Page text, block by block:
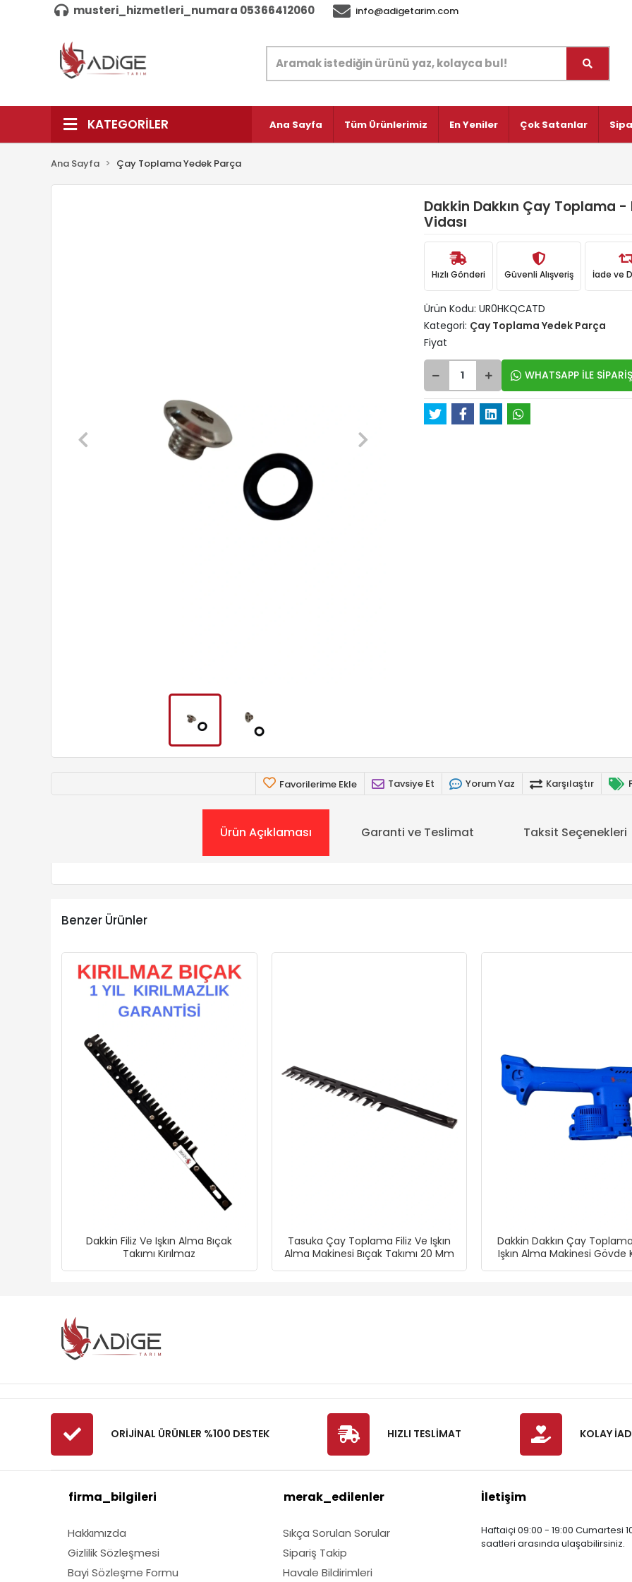
musteri_hizmetleri_numara 05366412060 info@adigetarim.com
KATEGORİLER Ana Sayfa Tüm Ürünlerimiz En Yeniler Çok Satanlar
Ana Sayfa Çay Toplama Yedek Parça
Dakkin Dakkın Çay Toplama -
Vidası
Hızlı Gönderi Güvenli Alışveriş İade ve
Ürün Kodu: UR0HKQCATD
Kategori: Çay Toplama Yedek Parça
Fiyat
WHATSAPP İLE
Favorilerime Ekle Tavsiye Et Yorum Yaz Karşılaştır
Ürün Açıklaması Garanti ve Teslimat Taksit Seçenekleri
Benzer Ürünler
Dakkin Filiz Ve Işkın Alma Bıçak
Takımı Kırılmaz
Tasuka Çay Toplama Filiz Ve Işkın
Alma Makinesi Bıçak Takımı 20 Mm
Dakkin Dakkın Çay
Işkın Alma Makinesi Gövde
ORİJİNAL ÜRÜNLER %100 DESTEK HIZLI TESLİMAT KOLAY
firma_bilgileri
Hakkımızda
Gizlilik Sözleşmesi
Bayi Sözleşme Formu
merak_edilenler
Sıkça Sorulan Sorular
Sipariş Takip
Havale Bildirimleri
İletişim
Haftaiçi 09:00 - 19:00 Cumartesi
saatleri arasında ulaşabilirsiniz.